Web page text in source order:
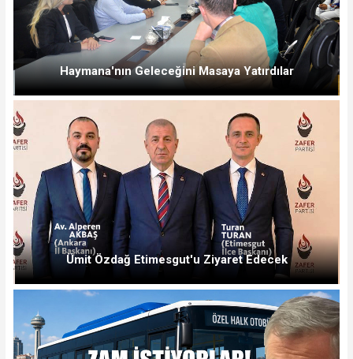
Haymana'nın Geleceğini Masaya Yatırdılar
Ümit Özdağ Etimesgut'u Ziyaret Edecek